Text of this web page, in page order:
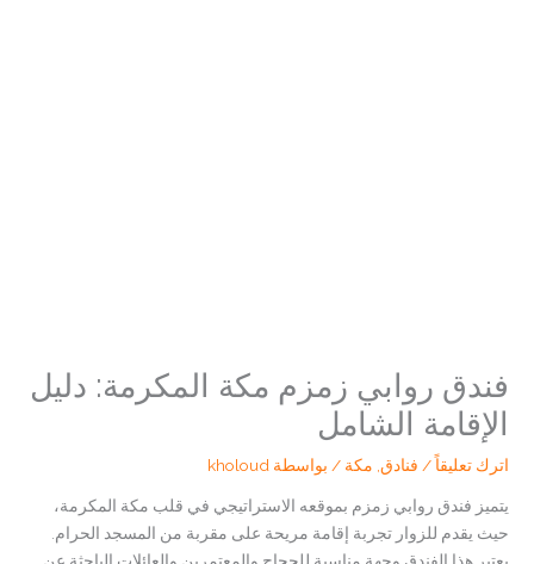
فندق روابي زمزم مكة المكرمة: دليل
الإقامة الشامل
اترك تعليقاً/ فنادق مكة / بواسطة kholoud
يتميز فندق روابي زمزم بموقعه الاستراتيجي في قلب مكة المكرمة،
حيث يقدم للزوار تجربة إقامة مريحة على مقربة من المسجد الحرام.